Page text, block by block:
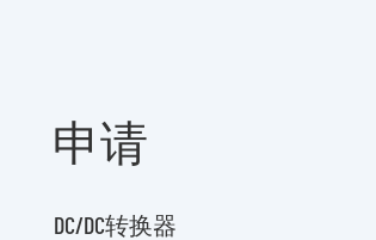
申请
DC/DC转换器